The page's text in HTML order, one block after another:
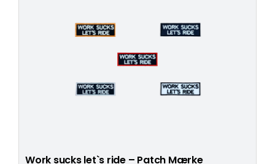
Work sucks let`s ride – Patch Mærke